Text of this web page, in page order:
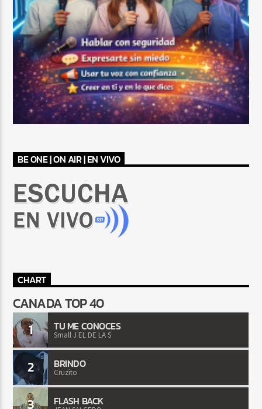
BE ONE | ON AIR | EN VIVO
CHART
CANADA TOP 40
1 TU ME CONOCES
Small J EL DE LA S
2 BRINDO
Cruzito
3 FLASH BACK